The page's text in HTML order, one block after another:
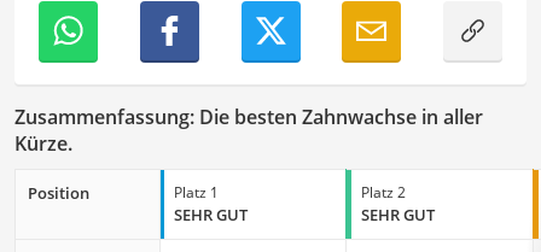
fehlerfrei sind.
Zusammenfassung: Die besten Zahnwachse in aller
Kürze.
Position Platz 1
SEHR GUT
Platz 2
SEHR GUT